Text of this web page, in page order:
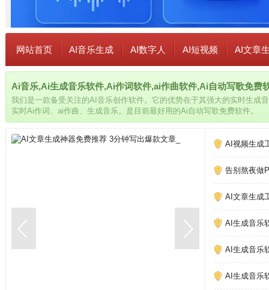
网站首页 AI音乐生成 AI数字人 AI短视频 AI文章
Ai音乐,Ai生成音乐软件,Ai作词软件,ai作曲软件,Ai自动写歌免费
我们是一款备受关注的AI音乐创作软件。它的优势在于其强大的实时生成
实时Ai作词、ai作曲、生成音乐。是目前最好用的Ai自动写歌免费软件。
AI视频生成
告别熬夜做
AI文章生成
AI生成音乐
AI生成音乐
AI生成音乐